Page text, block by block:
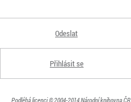
Odeslat
Přihlásit se
Podléhá licenci© 2004-2014Národní knihovna ČR